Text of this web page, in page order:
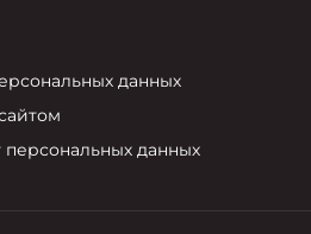
данных
персональных данных